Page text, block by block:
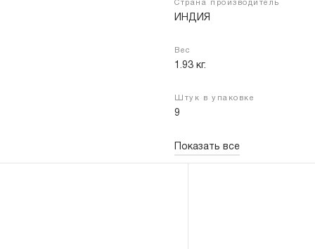
Страна производитель
ИНДИЯ
Вес
1.93 кг.
Штук в упаковке
9
Показать все